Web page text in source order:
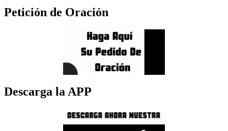
Petición de Oración
Descarga la APP